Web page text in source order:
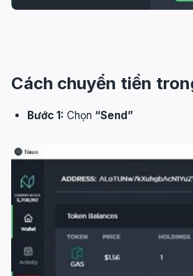
Cách chuyển tiền
Bước 1: Chọn “Send”